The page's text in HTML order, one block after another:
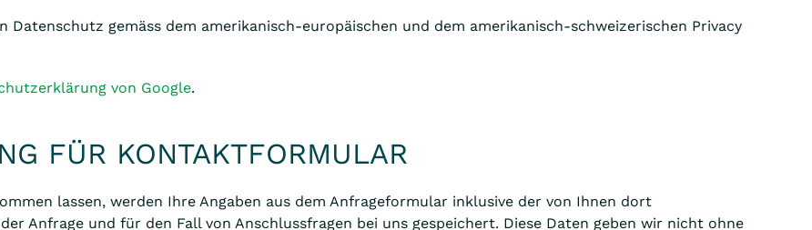
Datenschutz gemäss dem amerikanisch-europäischen und dem amerikanisch-schweizerischen Privacy
von Google.
FÜR KONTAKTFORMULAR
lassen, werden Ihre Angaben aus dem Anfrageformular inklusive der von Ihnen dort
Anfrage und für den Fall von Anschlussfragen bei uns gespeichert. Diese Daten geben wir nicht ohne